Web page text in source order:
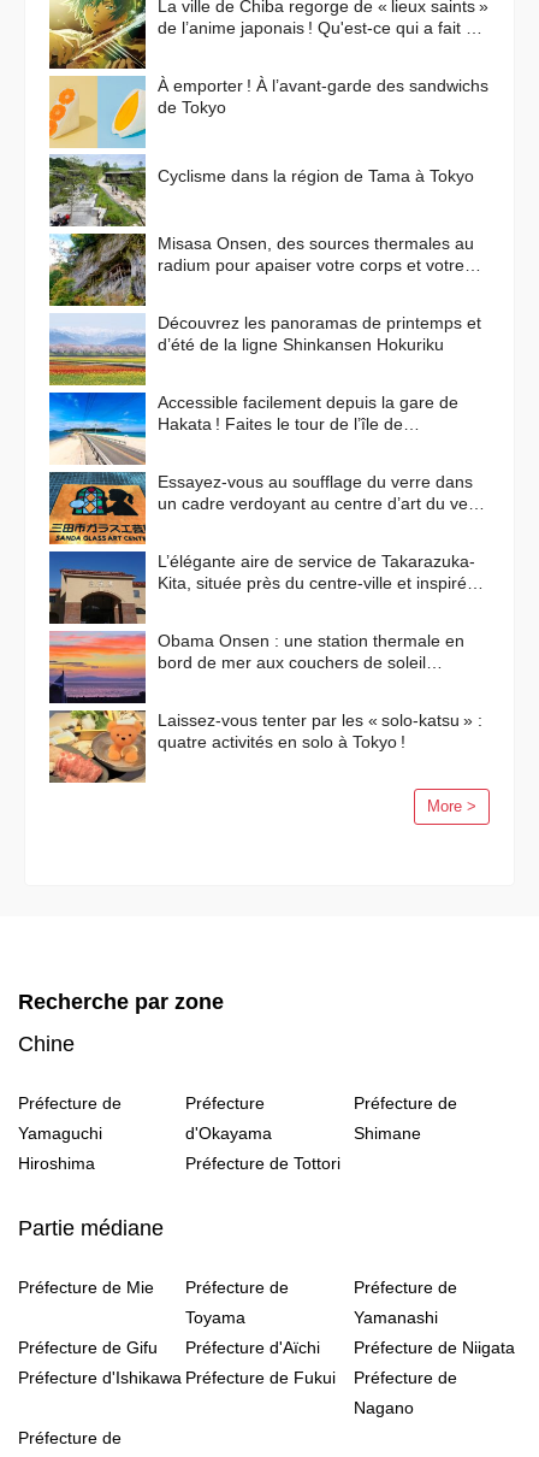
La ville de Chiba regorge de « lieux saints »
de l’anime japonais ! Qu'est-ce qui a fait de
À emporter ! À l’avant-garde des sandwichs
de Tokyo
Cyclisme dans la région de Tama à Tokyo
Misasa Onsen, des sources thermales au
radium pour apaiser votre corps et votre
Découvrez les panoramas de printemps et
d’été de la ligne Shinkansen Hokuriku
Accessible facilement depuis la gare de
Hakata ! Faites le tour de l’île de
Essayez-vous au soufflage du verre dans
un cadre verdoyant au centre d’art du verre
L’élégante aire de service de Takarazuka-
Kita, située près du centre-ville et inspirée
Obama Onsen : une station thermale en
bord de mer aux couchers de soleil
Laissez-vous tenter par les « solo-katsu » :
quatre activités en solo à Tokyo !
More >
Recherche par zone
Chine
Préfecture de
Yamaguchi
Préfecture
d'Okayama
Préfecture de
Shimane
Hiroshima
Préfecture de Tottori
Partie médiane
Préfecture de Mie
Préfecture de
Toyama
Préfecture de
Yamanashi
Préfecture de Gifu
Préfecture d'Aïchi
Préfecture de Niigata
Préfecture d'Ishikawa Préfecture de Fukui
Préfecture de
Nagano
Préfecture de